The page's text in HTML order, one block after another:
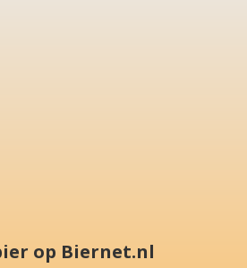
op Biernet.nl